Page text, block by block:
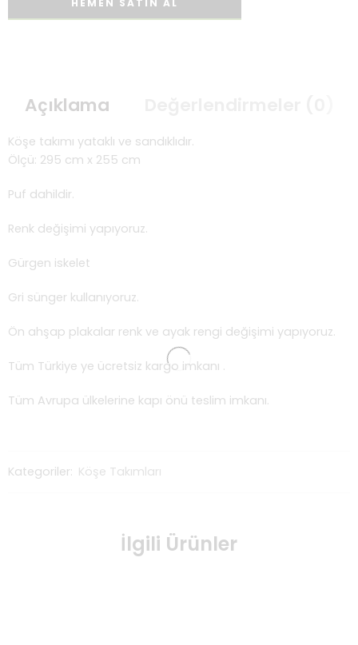
HEMEN SATIN AL
Açıklama
Köşe takımı yataklı ve sandıklıdır.
Ölçü: 295 cm x 255 cm
Puf dahildir.
Renk değişimi yapıyoruz.
Gürgen iskelet
Gri sünger kullanıyoruz.
Ön ahşap plakalar renk ve ayak rengi değişimi yapıyoruz.
Tüm Türkiye ye ücretsiz kargo imkanı .
Tüm Avrupa ülkelerine kapı önü teslim imkanı.
Kategoriler: Köşe Takımları
İlgili Ürünler